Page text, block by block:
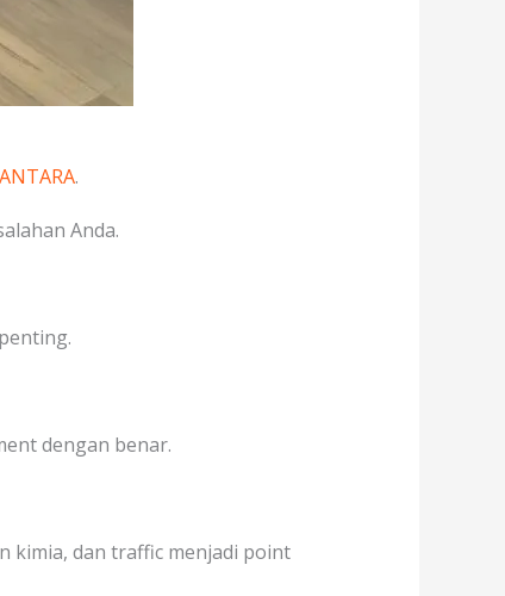
.
Anda.
dengan benar.
kimia, dan traffic menjadi point